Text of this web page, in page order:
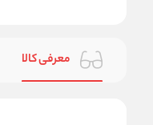
معرفی کالا